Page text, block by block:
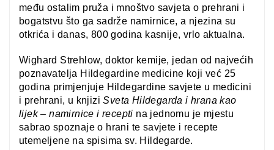
među ostalim pruža i mnoštvo savjeta o prehrani i
bogatstvu što ga sadrže namirnice, a njezina su
otkrića i danas, 800 godina kasnije, vrlo aktualna.
Wighard Strehlow, doktor kemije, jedan od najvećih
poznavatelja Hildegardine medicine koji već 25
godina primjenjuje Hildegardine savjete u medicini
i prehrani, u knjiziSveta Hildegarda i hrana kao
lijek – namirnice i recepti na jednomu je mjestu
sabrao spoznaje o hrani te savjete i recepte
utemeljene na spisima sv. Hildegarde.